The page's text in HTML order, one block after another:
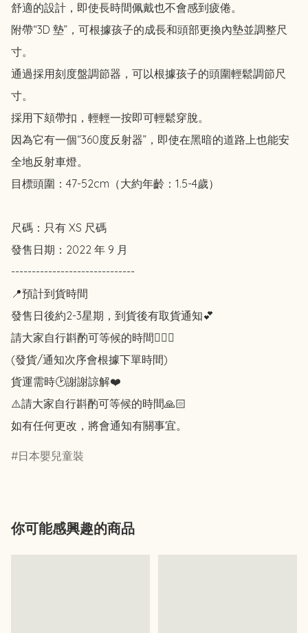
舒適的設計，即使長時間佩戴也不會感到疲倦。
附帶“3D 墊”，可根據孩子的成長和頭部更換內墊並調整尺
寸。
通過採用刻度盤調節器，可以根據孩子的頭圍輕鬆調節尺
寸。
採用下頦帶扣，輕輕一按即可輕鬆穿脫。
因為它有一個“360度反射器”，即使在黑暗的道路上也能安
全地反射車燈。
目標頭圍：47-52cm（大約年齡：1.5-4歲）
尺碼：只有 XS 尺碼
發售日期：2022 年 9 月
------------------------------
📍預計到貨時間
發售日後約2-3星期，到貨後有取貨通知💕
請大家自行斟酌可等候的時間🙇🏻‍♀️
(發貨/通知次序會根據下單時間)
貨運需時🕑謝謝諒解❤️
⚠️請大家自行斟酌可等候的時間🙏🏻
如有任何更改，將會通知有關事宜。
日本嬰兒童裝
你可能感興趣的商品